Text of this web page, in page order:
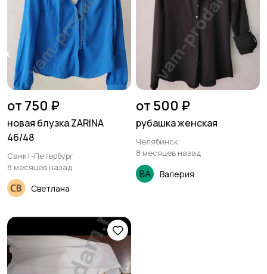
от 750 ₽
новая блузка ZARINA
46/48
Санкт-Петербург
8 месяцев назад
Светлана
от 500 ₽
рубашка женская
Челябинск
8 месяцев назад
Валерия